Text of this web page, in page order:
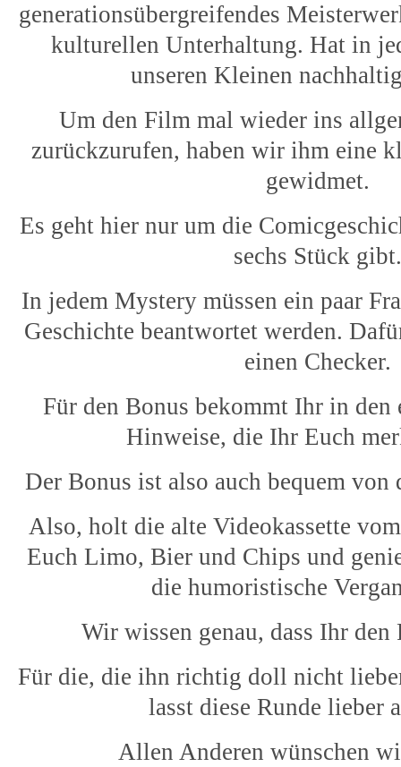
generationsübergreifendes
kulturellen Unterhaltung. Hat in
unseren Kleinen
Um den Film mal wieder ins
zurückzurufen, haben wir ihm eine
gewidmet.
Es geht hier nur um die
sechs Stück gibt.
In jedem Mystery müssen ein paar
Geschichte beantwortet werden.
einen Checker.
Für den Bonus bekommt Ihr in den
Hinweise, die Ihr Euch
Der Bonus ist also auch bequem von
Also, holt die alte Videokassette
Euch Limo, Bier und Chips und
die humoristische
Wir wissen genau, dass Ihr
Für die, die ihn richtig doll nicht
lasst diese Runde lieber
Allen Anderen wünschen